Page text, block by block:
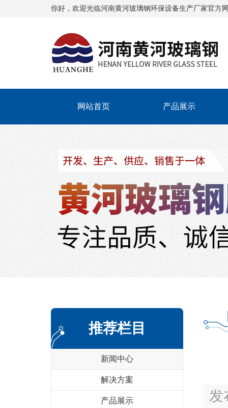
你好，欢迎光临河南黄河玻璃钢环保设备生产厂家官方
网站首页 产品展示
推荐栏目
新闻中心
解决方案
产品展示 发